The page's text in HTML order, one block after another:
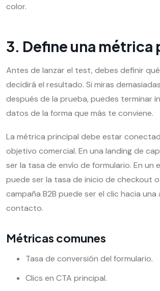
color.
3. Define una métrica
Antes de lanzar el test, debes definir
decidirá el resultado. Si miras
después de la prueba, puedes terminar
datos de la forma que más te conviene.
La métrica principal debe estar
objetivo comercial. En una landing de
ser la tasa de envío de formulario. En un
puede ser la tasa de inicio de checkout
campaña B2B puede ser el clic hacia una
contacto.
Métricas comunes
Tasa de conversión del formulario.
Clics en CTA principal.